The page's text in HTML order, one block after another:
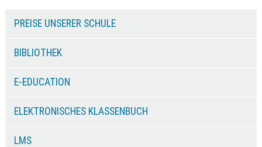
PREISE UNSERER SCHULE
BIBLIOTHEK
E-EDUCATION
ELEKTRONISCHES KLASSENBUCH
LMS